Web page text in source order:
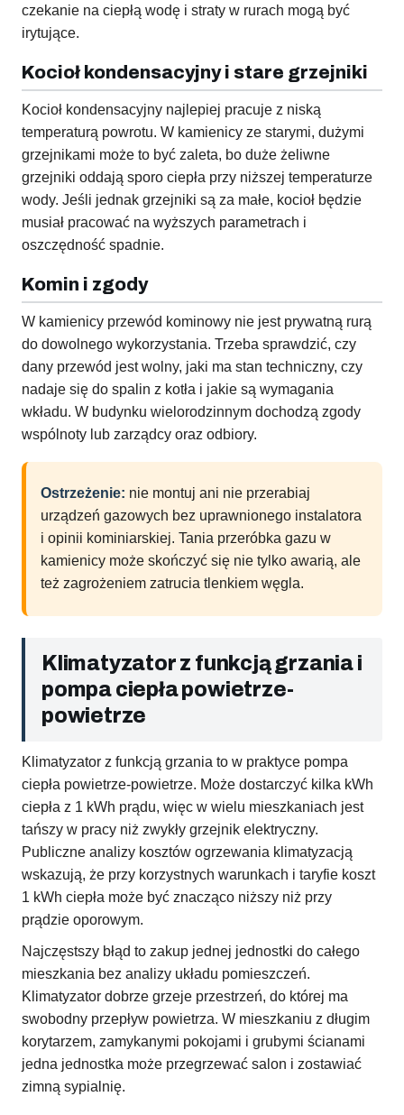
czekanie na ciepłą wodę i straty w rurach mogą być
irytujące.
Kocioł kondensacyjny i stare grzejniki
Kocioł kondensacyjny najlepiej pracuje z niską
temperaturą powrotu. W kamienicy ze starymi, dużymi
grzejnikami może to być zaleta, bo duże żeliwne
grzejniki oddają sporo ciepła przy niższej temperaturze
wody. Jeśli jednak grzejniki są za małe, kocioł będzie
musiał pracować na wyższych parametrach i
oszczędność spadnie.
Komin i zgody
W kamienicy przewód kominowy nie jest prywatną rurą
do dowolnego wykorzystania. Trzeba sprawdzić, czy
dany przewód jest wolny, jaki ma stan techniczny, czy
nadaje się do spalin z kotła i jakie są wymagania
wkładu. W budynku wielorodzinnym dochodzą zgody
wspólnoty lub zarządcy oraz odbiory.
Ostrzeżenie: nie montuj ani nie przerabiaj
urządzeń gazowych bez uprawnionego instalatora
i opinii kominiarskiej. Tania przeróbka gazu w
kamienicy może skończyć się nie tylko awarią, ale
też zagrożeniem zatrucia tlenkiem węgla.
Klimatyzator z funkcją grzania i
pompa ciepła powietrze-
powietrze
Klimatyzator z funkcją grzania to w praktyce pompa
ciepła powietrze-powietrze. Może dostarczyć kilka kWh
ciepła z 1 kWh prądu, więc w wielu mieszkaniach jest
tańszy w pracy niż zwykły grzejnik elektryczny.
Publiczne analizy kosztów ogrzewania klimatyzacją
wskazują, że przy korzystnych warunkach i taryfie koszt
1 kWh ciepła może być znacząco niższy niż przy
prądzie oporowym.
Najczęstszy błąd to zakup jednej jednostki do całego
mieszkania bez analizy układu pomieszczeń.
Klimatyzator dobrze grzeje przestrzeń, do której ma
swobodny przepływ powietrza. W mieszkaniu z długim
korytarzem, zamykanymi pokojami i grubymi ścianami
jedna jednostka może przegrzewać salon i zostawiać
zimną sypialnię.